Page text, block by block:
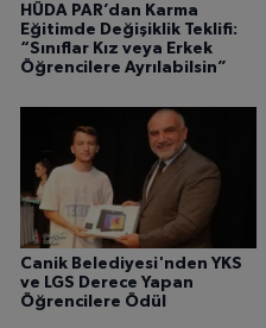
HÜDA PAR’dan Karma
Eğitimde Değişiklik Teklifi:
“Sınıflar Kız veya Erkek
Öğrencilere Ayrılabilsin”
Canik Belediyesi'nden YKS
ve LGS Derece Yapan
Öğrencilere Ödül